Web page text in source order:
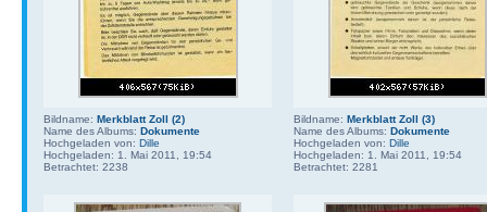
Bildname: Merkblatt Zoll (2)
Name des Albums: Dokumente
Hochgeladen von: Dille
Hochgeladen: 1. Mai 2011, 19:54
Betrachtet: 2238
Bildname: Merkblatt Zoll (3)
Name des Albums: Dokumente
Hochgeladen von: Dille
Hochgeladen: 1. Mai 2011, 19:54
Betrachtet: 2281